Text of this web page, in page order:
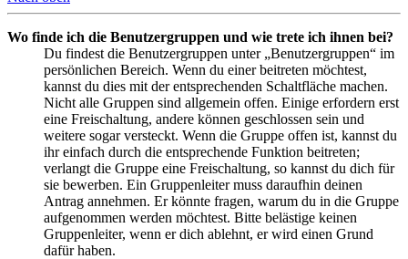
Wo finde ich die Benutzergruppen und wie trete ich ihnen bei?
Du findest die Benutzergruppen unter „Benutzergruppen“ im
persönlichen Bereich. Wenn du einer beitreten möchtest,
kannst du dies mit der entsprechenden Schaltfläche machen.
Nicht alle Gruppen sind allgemein offen. Einige erfordern erst
eine Freischaltung, andere können geschlossen sein und
weitere sogar versteckt. Wenn die Gruppe offen ist, kannst du
ihr einfach durch die entsprechende Funktion beitreten;
verlangt die Gruppe eine Freischaltung, so kannst du dich für
sie bewerben. Ein Gruppenleiter muss daraufhin deinen
Antrag annehmen. Er könnte fragen, warum du in die Gruppe
aufgenommen werden möchtest. Bitte belästige keinen
Gruppenleiter, wenn er dich ablehnt, er wird einen Grund
dafür haben.